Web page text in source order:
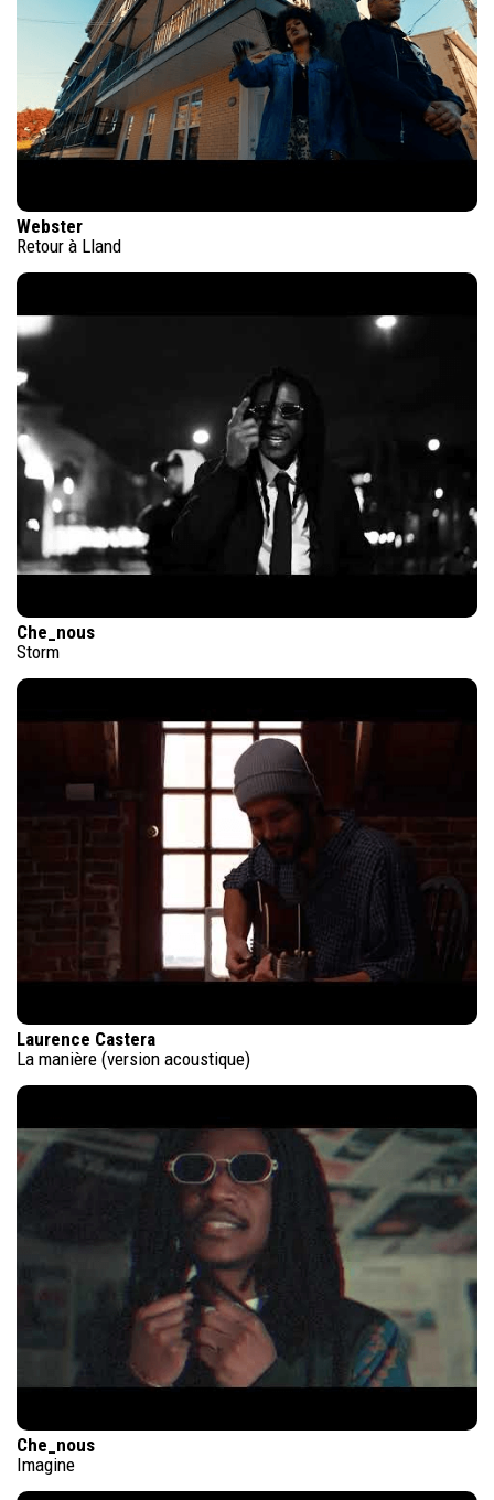
Webster
Retour à Lland
Che_nous
Storm
Laurence Castera
La manière (version acoustique)
Che_nous
Imagine